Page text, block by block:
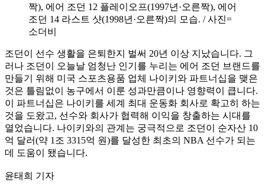
짝), 에어 조던 12 플레이오프(1997년·오른짝), 에어
조던 14 라스트 샷(1998년·오른짝)의 모습. / 사진=
소더비
조던이 선수 생활을 은퇴한지 벌써 20년 이상 지났습니다. 그
러나 조던이 오늘날 엄청난 인기를 누리는 에어 조던 브랜드를
만들기 위해 미국 스포츠용품 업체 나이키와 파트너십을 맺은
것은 틀림없이 농구에서 이룬 성과만큼이나 영향력이 큽니다.
이 파트너십은 나이키를 세계 최대 운동화 회사로 확고히 하는
것을 도왔고, 선수와 회사가 협력해 이익을 창출하는 시대를
열었습니다. 나이키와의 관계는 궁극적으로 조던이 순자산 10
억 달러(약 1조 3315억 원)를 달성한 최초의 NBA 선수가 되는
데 도움이 됐습니다.
윤태희 기자